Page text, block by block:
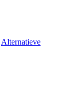
Alternatieve